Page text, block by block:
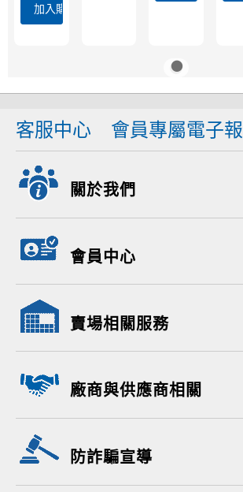
加入購物車
客服中心 會員專屬電子報
關於我們
會員中心
賣場相關服務
廠商與供應商相關
防詐騙宣導